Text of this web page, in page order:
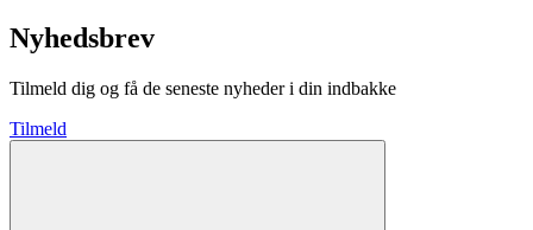
Nyhedsbrev
Tilmeld dig og få de seneste nyheder i din indbakke
Tilmeld